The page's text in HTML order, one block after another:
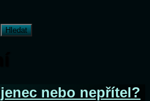
nebo nepřítel?